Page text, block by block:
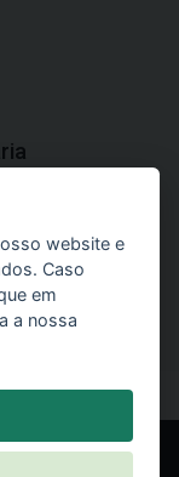
e teóricas do
website e
Caso
em
a nossa